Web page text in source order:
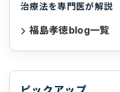
治療法を専門医が解説
福島孝徳blog一覧